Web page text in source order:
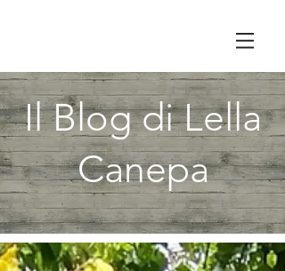
Il Blog di Lella
Canepa